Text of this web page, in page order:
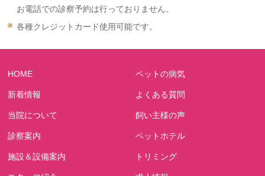
お電話での診察予約は行っておりません。
各種クレジットカード使用可能です。
HOME
新着情報
当院について
診察案内
施設＆設備案内
ペットの病気
よくある質問
飼い主様の声
ペットホテル
トリミング